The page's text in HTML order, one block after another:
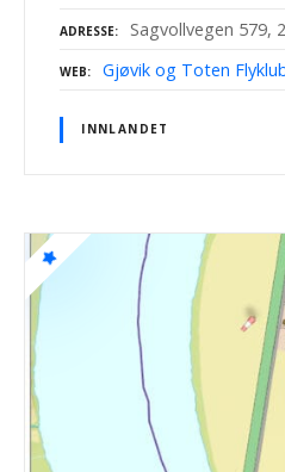
ADRESSE Sagvollvegen 579,
WEB Gjøvik og Toten
INNLANDET